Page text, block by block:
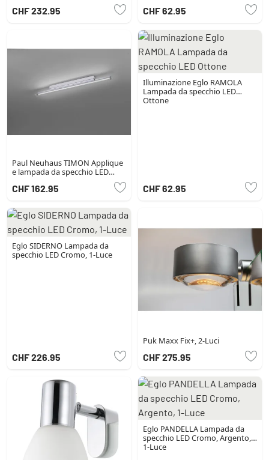
CHF 232.95 CHF 62.95
Paul Neuhaus TIMON Applique
e lampada da specchio LED
CHF 162.95
Illuminazione Eglo RAMOLA
Lampada da specchio LED
Ottone
CHF 62.95
Eglo SIDERNO Lampada da
specchio LED Cromo, 1-Luce
CHF 226.95
Puk Maxx Fix+, 2-Luci
CHF 275.95
Eglo PANDELLA Lampada da
specchio LED Cromo, Argento,
1-Luce